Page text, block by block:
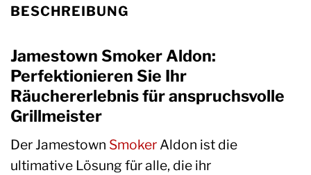
BESCHREIBUNG
Jamestown Smoker Aldon:
Perfektionieren Sie Ihr
Räuchererlebnis für anspruchsvolle
Grillmeister
Der Jamestown Smoker Aldon ist die
ultimative Lösung für alle, die ihr